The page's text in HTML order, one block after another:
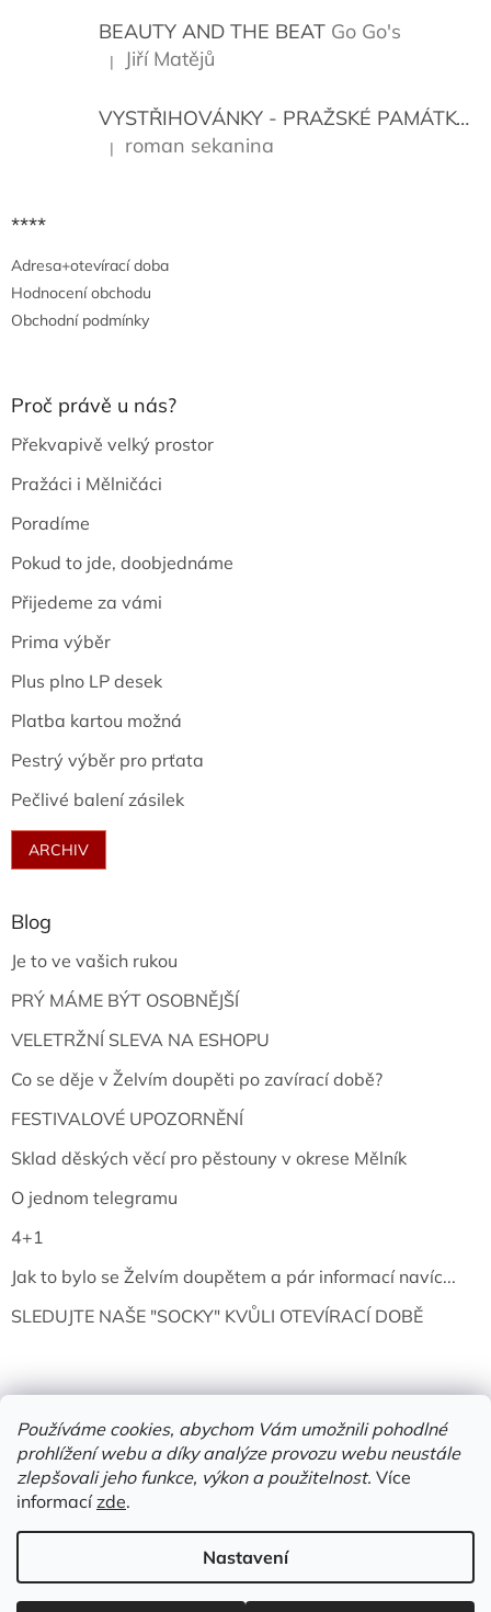
Používáme cookies, abychom Vám umožnili pohodlné
prohlížení webu a díky analýze provozu webu neustále
zlepšovali jeho funkce, výkon a použitelnost. Více
informacízde.
Nastavení
BEAUTY AND THE BEAT Go Go's
Hodnocení produktu je 5 z 5 hvězdiček.
| Jiří Matějů
VYSTŘIHOVÁNKY - PRAŽSKÉ PAMÁTKY
Hodnocení produktu je 5 z 5 hvězdiček.
| roman sekanina
****
Adresa+otevírací doba
Hodnocení obchodu
Obchodní podmínky
Proč právě u nás?
Překvapivě velký prostor
Pražáci i Mělničáci
Poradíme
Pokud to jde, doobjednáme
Přijedeme za vámi
Prima výběr
Plus plno LP desek
Platba kartou možná
Pestrý výběr pro prťata
Pečlivé balení zásilek
ARCHIV
Blog
Je to ve vašich rukou
PRÝ MÁME BÝT OSOBNĚJŠÍ
VELETRŽNÍ SLEVA NA ESHOPU
Co se děje v Želvím doupěti po zavírací době?
FESTIVALOVÉ UPOZORNĚNÍ
Sklad děských věcí pro pěstouny v okrese Mělník
O jednom telegramu
4+1
Jak to bylo se Želvím doupětem a pár informací navíc...
SLEDUJTE NAŠE "SOCKY" KVŮLI OTEVÍRACÍ DOBĚ
Vytvořil Shoptet
Copyright 2026Želví doupě | knihy & vinyly | Mělník. Všechna